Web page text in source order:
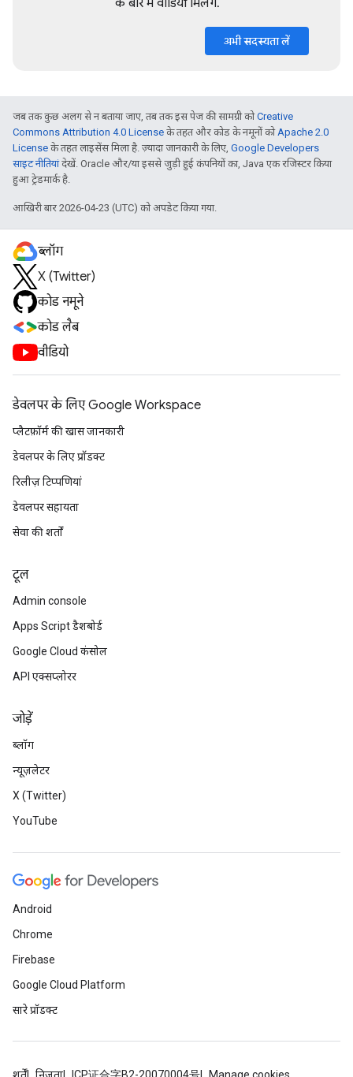
अभी सदस्यता लें
जब तक कुछ अलग से न बताया जाए, तब तक इस पेज की सामग्री कोCreative
Commons Attribution 4.0 License के तहत और कोड के नमूनों कोApache 2.0
License के तहत लाइसेंस मिला है. ज़्यादा जानकारी के लिए, Google Developers
साइट नीतियांदेखें. Oracle और/या इससे जुड़ी हुई कंपनियों का, Java एक रजिस्टर किया
हुआ ट्रेडमार्क है.
आखिरी बार 2026-04-23 (UTC) को अपडेट किया गया.
ब्लॉग
X (Twitter)
कोड नमूने
कोड लैब
वीडियो
डेवलपर के लिए Google Workspace
प्लैटफ़ॉर्म की खास जानकारी
डेवलपर के लिए प्रॉडक्ट
रिलीज़ टिप्पणियां
डेवलपर सहायता
सेवा की शर्तों
टूल
Admin console
Apps Script डैशबोर्ड
Google Cloud कंसोल
API एक्सप्लोरर
जोड़ें
ब्लॉग
न्यूज़लेटर
X (Twitter)
YouTube
Android
Chrome
Firebase
Google Cloud Platform
सारे प्रॉडक्ट